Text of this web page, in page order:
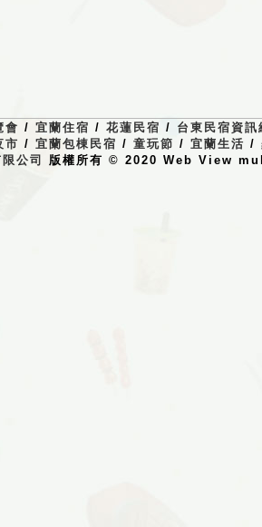
會 /宜蘭住宿 /花蓮民宿 / 台東民宿資訊
市/宜蘭包棟民宿/童玩節 /宜蘭生活 /
公司
版權所有 © 2020 Web View